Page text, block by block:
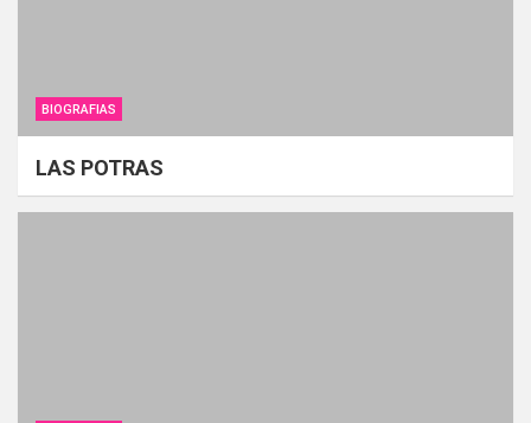
BIOGRAFIAS
LAS POTRAS